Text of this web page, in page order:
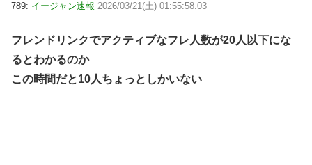
789: イージャン速報 2026/03/21(土) 01:55:58.03
フレンドリンクでアクティブなフレ人数が20人以下にな
るとわかるのか
この時間だと10人ちょっとしかいない